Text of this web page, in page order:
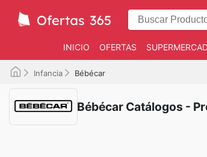
INICIO OFERTAS
Infancia Bébécar
Bébécar Catálogos -